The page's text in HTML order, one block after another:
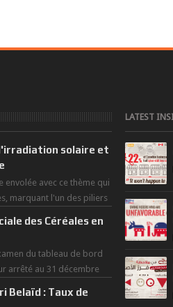
solaire et
envolée avec ce thème qui
marquant l'un des piliers
des Céréales en
du tableau de bord
arrêté au 31 décembre
Belaïd : Taux de
LATEST